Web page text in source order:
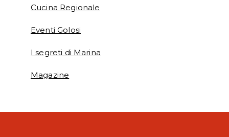
Cucina Regionale
Eventi Golosi
I segreti di Marina
Magazine